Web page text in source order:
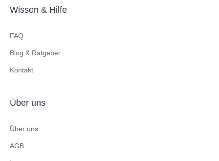
Wissen & Hilfe
FAQ
Blog & Ratgeber
Kontakt
Über uns
Über uns
AGB